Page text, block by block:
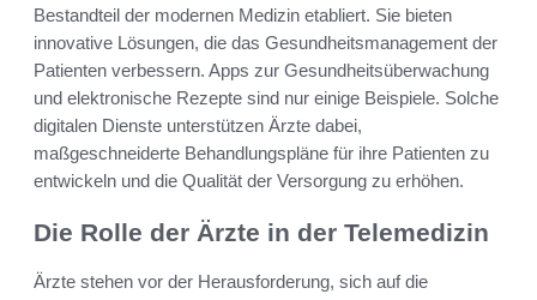
Bestandteil der modernen Medizin etabliert. Sie bieten
innovative Lösungen, die das Gesundheitsmanagement der
Patienten verbessern. Apps zur Gesundheitsüberwachung
und elektronische Rezepte sind nur einige Beispiele. Solche
digitalen Dienste unterstützen Ärzte dabei,
maßgeschneiderte Behandlungspläne für ihre Patienten zu
entwickeln und die Qualität der Versorgung zu erhöhen.
Die Rolle der Ärzte in der Telemedizin
Ärzte stehen vor der Herausforderung, sich auf die